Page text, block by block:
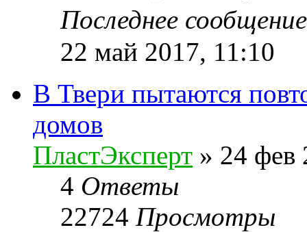
Последнее
22 май 2017, 11:10
В Твери пытаются
домов
ПластЭксперт » 24 фев
4 Ответы
22724 Просмотры